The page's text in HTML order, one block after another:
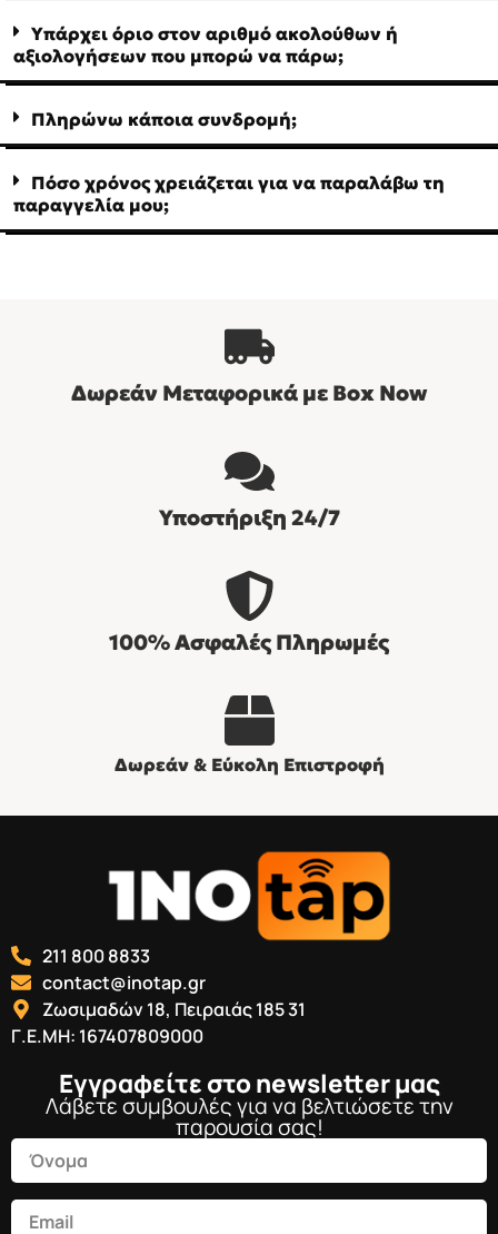
Υπάρχει όριο στον αριθμό ακολούθων ή
αξιολογήσεων που μπορώ να πάρω;
Πληρώνω κάποια συνδρομή;
Πόσο χρόνος χρειάζεται για να παραλάβω τη
παραγγελία μου;
Δωρεάν Μεταφορικά με Βοx Now
Υποστήριξη 24/7
100% Ασφαλές Πληρωμές
Δωρεάν & Εύκολη Επιστροφή
211 800 8833
contact@inotap.gr
Ζωσιμαδών 18, Πειραιάς 185 31
Γ.Ε.ΜΗ: 167407809000
Εγγραφείτε στο newsletter μας
Λάβετε συμβουλές για να βελτιώσετε την
παρουσία σας!